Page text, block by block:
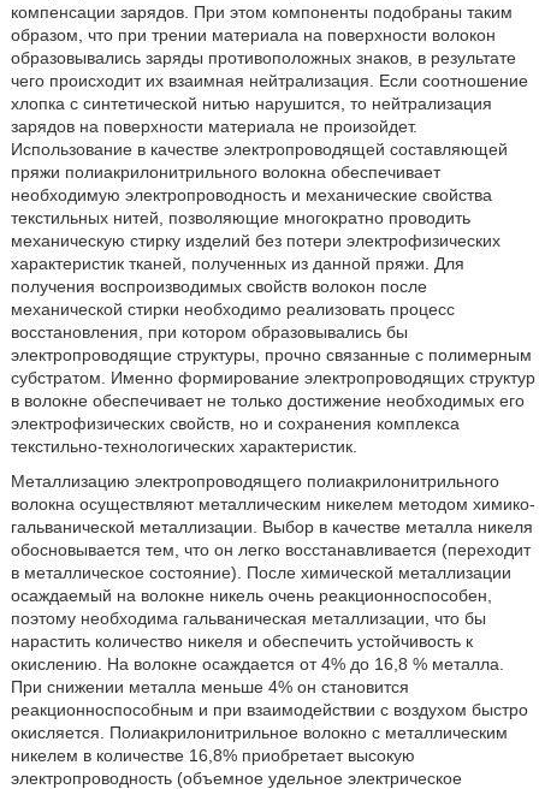
компенсации зарядов. При этом компоненты подобраны таким
образом, что при трении материала на поверхности волокон
образовывались заряды противоположных знаков, в результате
чего происходит их взаимная нейтрализация. Если соотношение
хлопка с синтетической нитью нарушится, то нейтрализация
зарядов на поверхности материала не произойдет.
Использование в качестве электропроводящей составляющей
пряжи полиакрилонитрильного волокна обеспечивает
необходимую электропроводность и механические свойства
текстильных нитей, позволяющие многократно проводить
механическую стирку изделий без потери электрофизических
характеристик тканей, полученных из данной пряжи. Для
получения воспроизводимых свойств волокон после
механической стирки необходимо реализовать процесс
восстановления, при котором образовывались бы
электропроводящие структуры, прочно связанные с полимерным
субстратом. Именно формирование электропроводящих структур
в волокне обеспечивает не только достижение необходимых его
электрофизических свойств, но и сохранения комплекса
текстильно-технологических характеристик.
Металлизацию электропроводящего полиакрилонитрильного
волокна осуществляют металлическим никелем методом химико-
гальванической металлизации. Выбор в качестве металла никеля
обосновывается тем, что он легко восстанавливается (переходит
в металлическое состояние). После химической металлизации
осаждаемый на волокне никель очень реакционноспособен,
поэтому необходима гальваническая металлизации, что бы
нарастить количество никеля и обеспечить устойчивость к
окислению. На волокне осаждается от 4% до 16,8 % металла.
При снижении металла меньше 4% он становится
реакционноспособным и при взаимодействии с воздухом быстро
окисляется. Полиакрилонитрильное волокно с металлическим
никелем в количестве 16,8% приобретает высокую
электропроводность (объемное удельное электрическое